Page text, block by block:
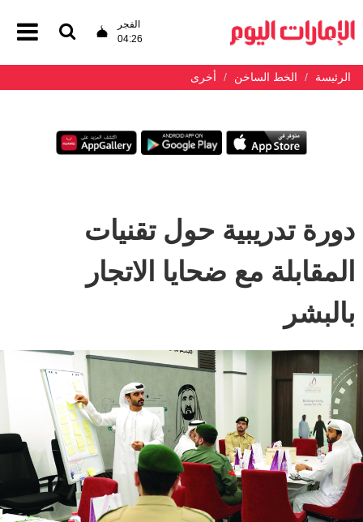
الفجر
04:26
الرئيسة الخط الساخن أخرى
دورة تدريبية حول تقنيات
المقابلة مع ضحايا الاتجار
بالبشر